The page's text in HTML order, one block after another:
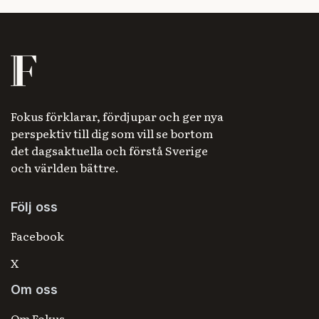
Fokus förklarar, fördjupar och ger nya
perspektiv till dig som vill se bortom
det dagsaktuella och förstå Sverige
och världen bättre.
Följ oss
Facebook
X
Om oss